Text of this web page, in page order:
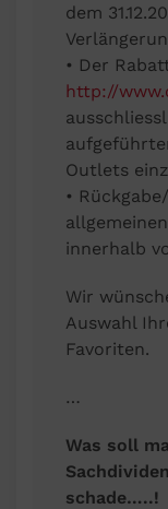
dem
• Der
http://
Outlets
•
innerhalb
Wir
Auswahl
Favoriten.
…
Was soll
schade…..!